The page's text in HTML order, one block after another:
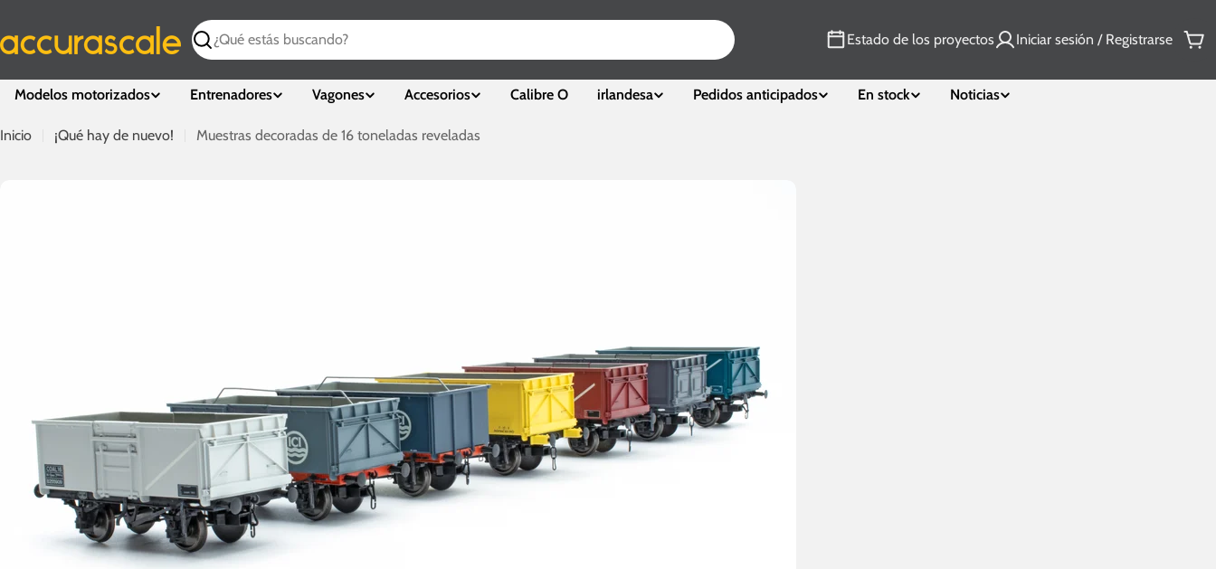
al
contenido
Buscar
Estado de los proyectos Iniciar sesión / Registrarse
Modelos motorizados Entrenadores Vagones Accesorios Calibre O irlandesa Pedidos anticipados En stock Noticias
Inicio ¡Qué hay de nuevo! Muestras decoradas de 16 toneladas reveladas